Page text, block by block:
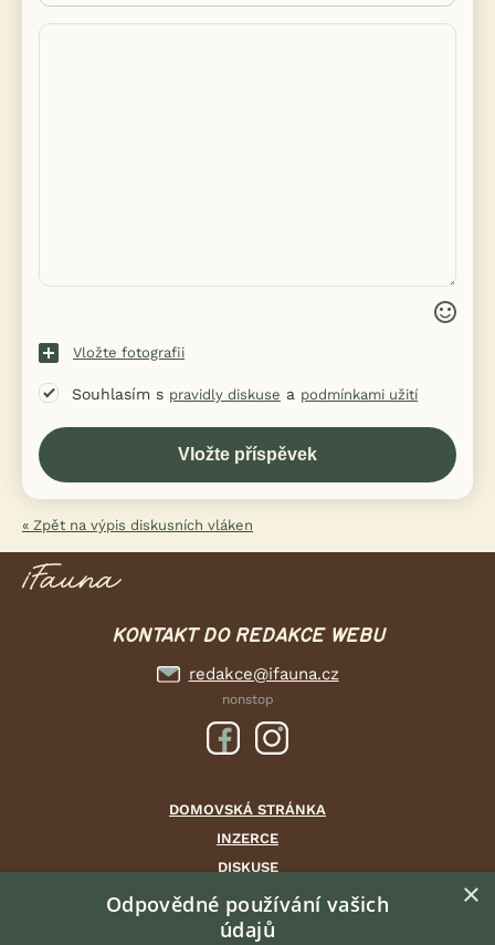
Vložte fotografii
Souhlasím s pravidly diskuse a podmínkami užití
« Zpět na výpis diskusních vláken
KONTAKT DO REDAKCE WEBU
redakce@ifauna.cz
nonstop
DOMOVSKÁ STRÁNKA
INZERCE
DISKUSE
ČLÁNKY
CHOVATELSKÉ STANICE
×
Odpovědné používání vašich
údajů